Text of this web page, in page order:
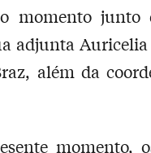
momento junto
adjunta
além da
momento,